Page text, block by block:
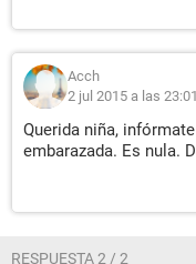
Acch
2 jul 2015 a las 23:01
Querida niña,
embarazada. Es nula.
RESPUESTA 2 / 2